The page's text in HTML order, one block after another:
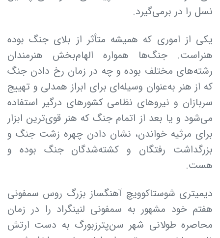
نسل را در برمی‌گیرد.
یکی از اموری که همیشه متأثر از بلای جنگ بوده
هنراست. جنگ‌ها همواره الهام‌بخش هنرمندان
رشته‌های مختلف بوده و چه در زمان رخ دادن جنگ
که از هنر به‌عنوان وسیله‌ای برای ابراز همدلی و تهییج
سربازان و نیروهای نظامی کشورهای درگیر استفاده
می‌شود و یا بعد از اتمام جنگ که هنر قوی‌ترین ابزار
برای مرثیه خواندن، نشان دادن چهره زشت جنگ و
بزرگداشت رفتگان و کشته‌شدگان جنگ بوده و
هست.
دیمیتری شوستاکوویچ آهنگساز بزرگ روس سمفونی
هفتم خود مشهور به سمفونی لنینگراد را در زمان
محاصره طولانی شهر سن‌پترزبورگ به دست ارتش